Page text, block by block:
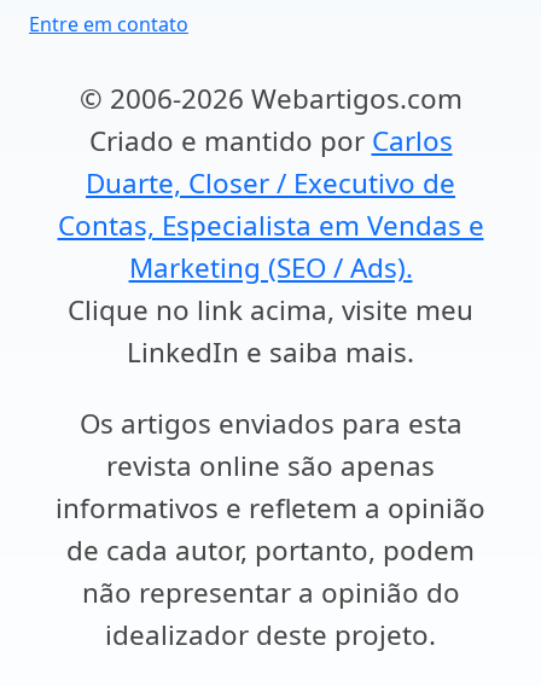
Entre em contato
© 2006-2026 Webartigos.com
Criado e mantido por Carlos
Duarte, Closer / Executivo de
Contas, Especialista em Vendas e
Marketing (SEO / Ads).
Clique no link acima, visite meu
LinkedIn e saiba mais.
Os artigos enviados para esta
revista online são apenas
informativos e refletem a opinião
de cada autor, portanto, podem
não representar a opinião do
idealizador deste projeto.